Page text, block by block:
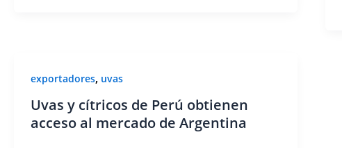
exportadores, uvas
Uvas y cítricos de Perú obtienen
acceso al mercado de Argentina